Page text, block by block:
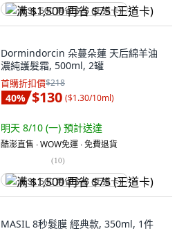
满 $1,500 再省 $75 (王道卡)
Dormindorcin 朵蔓朵蓮 天后綿羊油
濃純護髮霜, 500ml, 2罐
首購折扣價$218
40% $130 ($1.30/10ml)
明天 8/10 (一) 預計送達
酷澎直售 ∙ WOW免運 ∙ 免費退貨
(10)
满 $1,500 再省 $75 (王道卡)
MASIL 8秒髮膜 經典款, 350ml, 1件